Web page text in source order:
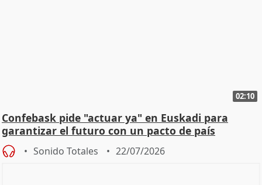
02:10
Confebask pide "actuar ya" en Euskadi para
garantizar el futuro con un pacto de país
Sonido Totales 22/07/2026